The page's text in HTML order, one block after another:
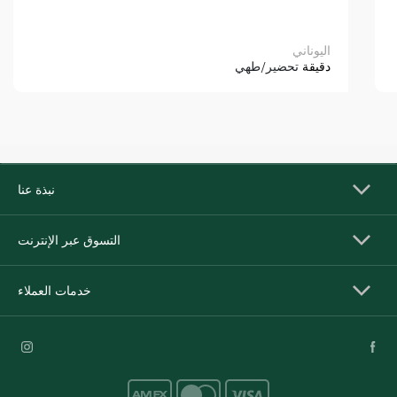
اليوناني
دقيقة تحضير/طهي
نبذة عنا
التسوق عبر الإنترنت
خدمات العملاء